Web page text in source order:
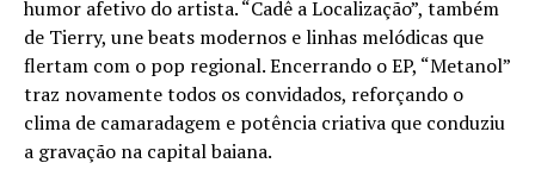
humor afetivo do artista. “Cadê a Localização”, também
de Tierry, une beats modernos e linhas melódicas que
flertam com o pop regional. Encerrando o EP, “Metanol”
traz novamente todos os convidados, reforçando o
clima de camaradagem e potência criativa que conduziu
a gravação na capital baiana.